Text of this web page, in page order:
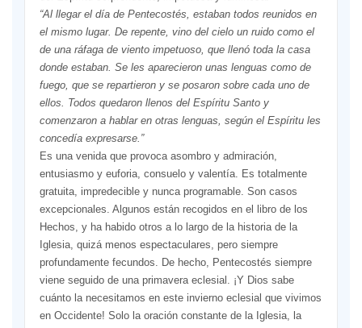
“Al llegar el día de Pentecostés, estaban todos reunidos en
el mismo lugar. De repente, vino del cielo un ruido como el
de una ráfaga de viento impetuoso, que llenó toda la casa
donde estaban. Se les aparecieron unas lenguas como de
fuego, que se repartieron y se posaron sobre cada uno de
ellos. Todos quedaron llenos del Espíritu Santo y
comenzaron a hablar en otras lenguas, según el Espíritu les
concedía expresarse.”
Es una venida que provoca asombro y admiración,
entusiasmo y euforia, consuelo y valentía. Es totalmente
gratuita, impredecible y nunca programable. Son casos
excepcionales. Algunos están recogidos en el libro de los
Hechos, y ha habido otros a lo largo de la historia de la
Iglesia, quizá menos espectaculares, pero siempre
profundamente fecundos. De hecho, Pentecostés siempre
viene seguido de una primavera eclesial. ¡Y Dios sabe
cuánto la necesitamos en este invierno eclesial que vivimos
en Occidente! Solo la oración constante de la Iglesia, la